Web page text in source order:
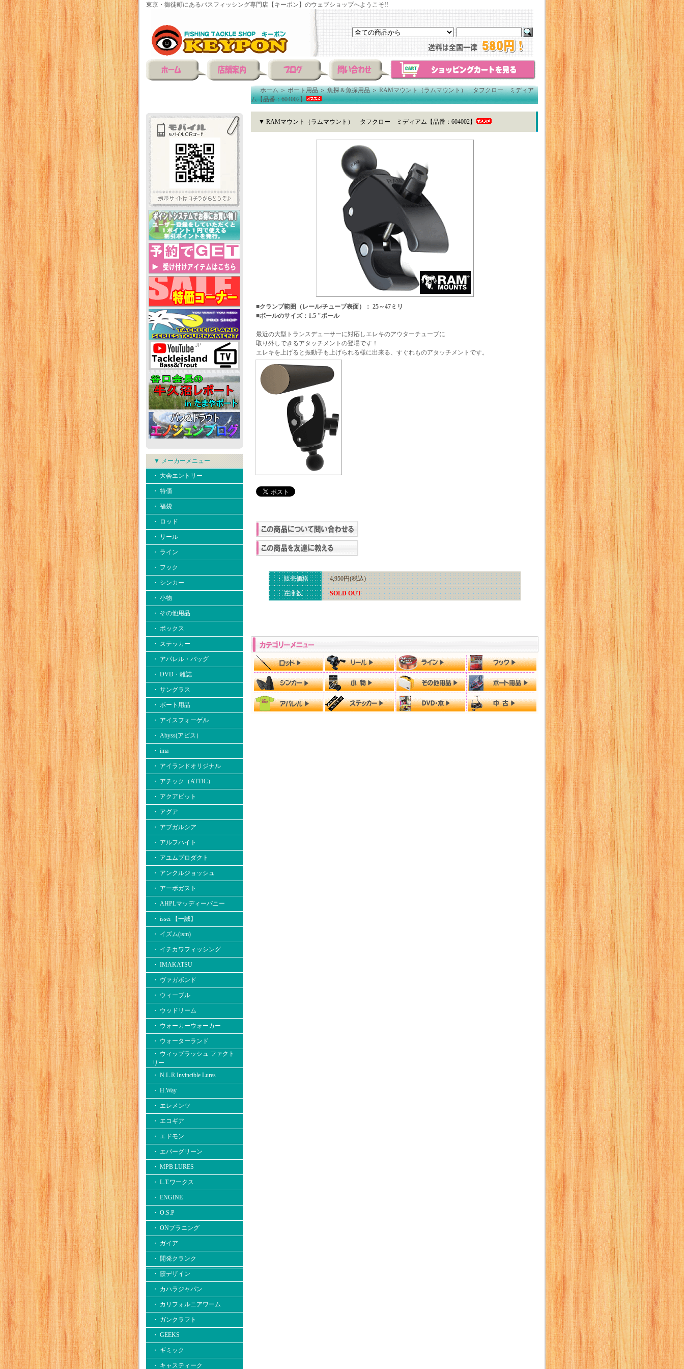
東京・御徒町にあるバスフィッシング専門店【キーポン】のウェブショップへようこそ!!
▼ メーカーメニュー
・ 大会エントリー
・ 特価
・ 福袋
・ ロッド
・ リール
・ ライン
・ フック
・ シンカー
・ 小物
・ その他用品
・ ボックス
・ ステッカー
・ アパレル・バッグ
・ DVD・雑誌
・ サングラス
・ ボート用品
・ アイスフォーゲル
・ Abyss(アビス）
・ ima
・ アイランドオリジナル
・ アチック（ATTIC）
・ アクアビット
・ アグア
・ アブガルシア
・ アルフハイト
・ アユムプロダクト
・ アンクルジョッシュ
・ アーボガスト
・ AHPLマッディーバニー
・ issei 【一誠】
・ イズム(ism)
・ イチカワフィッシング
・ IMAKATSU
・ ヴァガボンド
・ ウィーブル
・ ウッドリーム
・ ウォーカーウォーカー
・ ウォーターランド
・ ウィップラッシュ ファクト
リー
・ N.L.R Invincible Lures
・ H.Way
・ エレメンツ
・ エコギア
・ エドモン
・ エバーグリーン
・ MPB LURES
・ L.T.ワークス
・ ENGINE
・ O.S.P
・ ONプラニング
・ ガイア
・ 開発クランク
・ 霞デザイン
・ カハラジャパン
・ カリフォルニアワーム
・ ガンクラフト
・ GEEKS
・ ギミック
・ キャスティーク
ホーム＞ボート用品＞魚探＆魚探用品＞RAMマウント（ラムマウント） タフクロー ミディア
ム【品番：604002】
▼ RAMマウント（ラムマウント） タフクロー ミディアム【品番：604002】
■クランプ範囲（レール/チューブ表面）： 25～47ミリ
■ボールのサイズ：1.5 "ボール
最近の大型トランスデューサーに対応しエレキのアウターチューブに
取り外しできるアタッチメントの登場です！
エレキを上げると振動子も上げられる様に出来る、すぐれものアタッチメントです。
・ 販売価格 4,950円(税込)
・ 在庫数 SOLD OUT